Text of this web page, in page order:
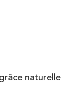
naturelle